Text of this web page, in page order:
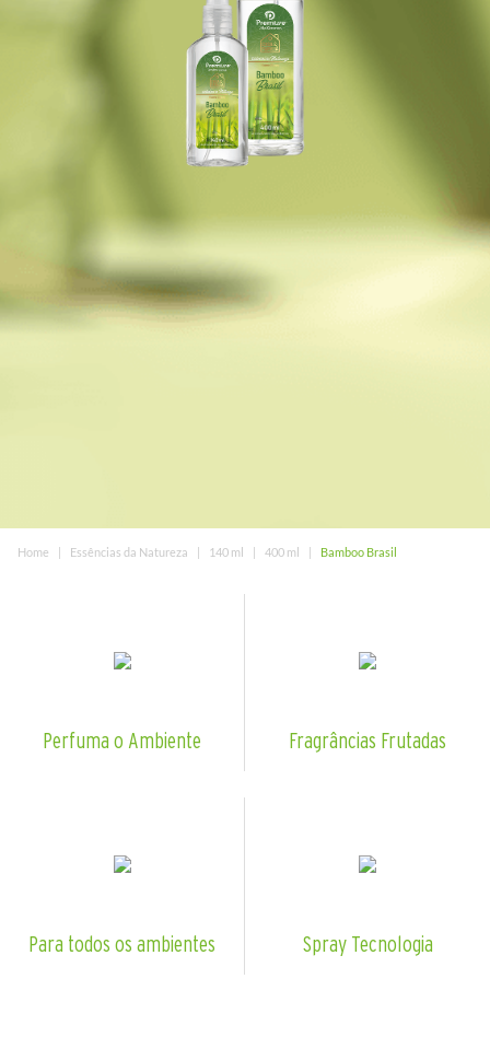
Home Essências da Natureza 140 ml 400 ml Bamboo Brasil
Perfuma o Ambiente Fragrâncias Frutadas
Para todos os ambientes Spray Tecnologia